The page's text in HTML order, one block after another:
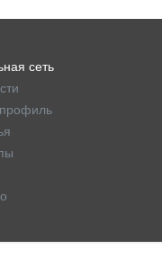
сеть